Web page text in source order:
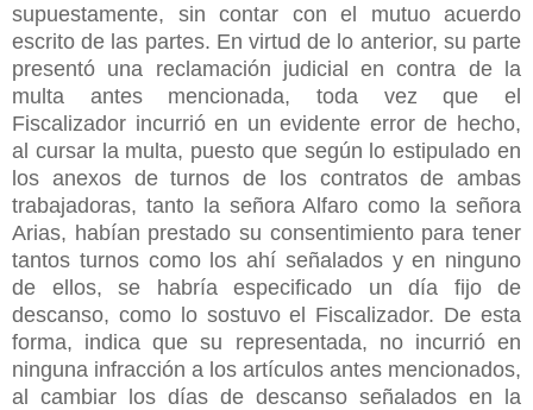
supuestamente, sin contar con el mutuo acuerdo
escrito de las partes. En virtud de lo anterior, su parte
presentó una reclamación judicial en contra de la
multa antes mencionada, toda vez que el
Fiscalizador incurrió en un evidente error de hecho,
al cursar la multa, puesto que según lo estipulado en
los anexos de turnos de los contratos de ambas
trabajadoras, tanto la señora Alfaro como la señora
Arias, habían prestado su consentimiento para tener
tantos turnos como los ahí señalados y en ninguno
de ellos, se habría especificado un día fijo de
descanso, como lo sostuvo el Fiscalizador. De esta
forma, indica que su representada, no incurrió en
ninguna infracción a los artículos antes mencionados,
al cambiar los días de descanso señalados en la